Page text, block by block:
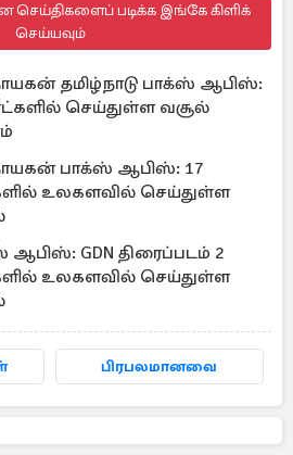
செய்திகளைப் படிக்க இங்கே கிளிக்
செய்யவும்
தமிழ்நாடு பாக்ஸ் ஆபிஸ்:
செய்துள்ள வசூல்
பாக்ஸ் ஆபிஸ்: 17
உலகளவில் செய்துள்ள
ஆபிஸ்: GDN திரைப்படம் 2
உலகளவில் செய்துள்ள
பிரபலமானவை